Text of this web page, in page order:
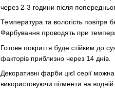
через 2-3 години після
Температура та вологість
Фарбування проводять при
Готове покриття буде стійким до
факторів приблизно через 14 днів.
Декоративні фарби цієї серії
використовуючи пігменти на водній